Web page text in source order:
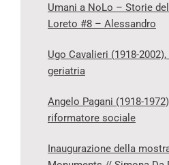
Umani a NoLo – Storie
Loreto #8 – Alessandro
Ugo Cavalieri (1918-
geriatria
Angelo Pagani (1918-
riformatore sociale
Inaugurazione della